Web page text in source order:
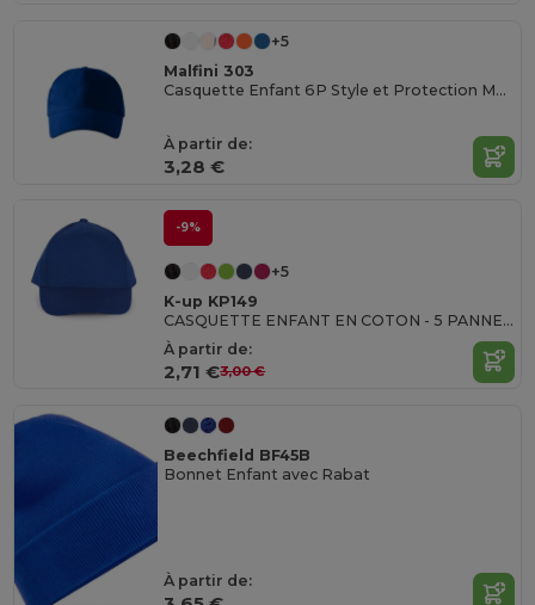
+5
Malfini 303
Casquette Enfant 6P Style et Protection Malfini
À partir de:
3,28 €
-9%
+5
K-up KP149
CASQUETTE ENFANT EN COTON - 5 PANNEAUX
À partir de:
2,71 €3,00 €
Beechfield BF45B
Bonnet Enfant avec Rabat
À partir de: